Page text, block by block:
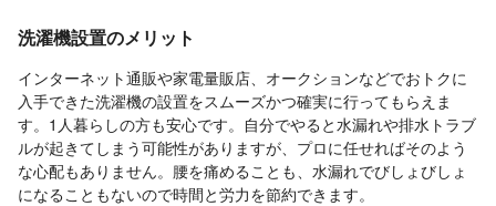
洗濯機設置のメリット
インターネット通販や家電量販店、オークションなどでおトクに
入手できた洗濯機の設置をスムーズかつ確実に行ってもらえま
す。1人暮らしの方も安心です。自分でやると水漏れや排水トラブ
ルが起きてしまう可能性がありますが、プロに任せればそのよう
な心配もありません。腰を痛めることも、水漏れでびしょびしょ
になることもないので時間と労力を節約できます。